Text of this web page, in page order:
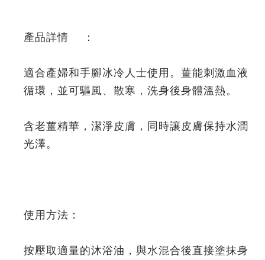
產品詳情 ：
適合產婦和手腳冰冷人士使用。薑能刺激血液
循環，並可驅風、散寒，洗身後身體溫熱。
含老薑精華，潔淨皮膚，同時讓皮膚保持水潤
光澤。
使用方法：
按壓取適量的沐浴油，與水混合後直接塗抹身